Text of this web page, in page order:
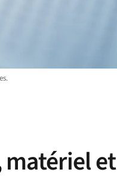
matériel et